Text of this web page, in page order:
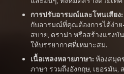
การปรับอารมณ์และโทนเสียง:
กับอารมณ์ที่คุณต้องการได้ง่าย
สบาย, ดราม่า หรือสร้างแรงบั
ให้บรรยากาศที่เหมาะสม.
เนื้อเพลงหลายภาษา:ห้องสมุด
ภาษา รวมถึงอังกฤษ, เยอรมัน,